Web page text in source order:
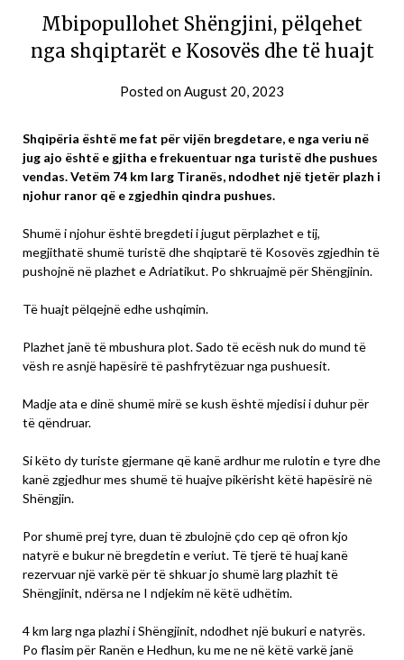
Mbipopullohet Shëngjini, pëlqehet
nga shqiptarët e Kosovës dhe të huajt
Posted onAugust 20, 2023
Shqipëria është me fat për vijën bregdetare, e nga veriu në
jug ajo është e gjitha e frekuentuar nga turistë dhe pushues
vendas. Vetëm 74 km larg Tiranës, ndodhet një tjetër plazh i
njohur ranor që e zgjedhin qindra pushues.
Shumë i njohur është bregdeti i jugut përplazhet e tij,
megjithatë shumë turistë dhe shqiptarë të Kosovës zgjedhin të
pushojnë në plazhet e Adriatikut. Po shkruajmë për Shëngjinin.
Të huajt pëlqejnë edhe ushqimin.
Plazhet janë të mbushura plot. Sado të ecësh nuk do mund të
vësh re asnjë hapësirë të pashfrytëzuar nga pushuesit.
Madje ata e dinë shumë mirë se kush është mjedisi i duhur për
të qëndruar.
Si këto dy turiste gjermane që kanë ardhur me rulotin e tyre dhe
kanë zgjedhur mes shumë të huajve pikërisht këtë hapësirë në
Shëngjin.
Por shumë prej tyre, duan të zbulojnë çdo cep që ofron kjo
natyrë e bukur në bregdetin e veriut. Të tjerë të huaj kanë
rezervuar një varkë për të shkuar jo shumë larg plazhit të
Shëngjinit, ndërsa ne I ndjekim në këtë udhëtim.
4 km larg nga plazhi i Shëngjinit, ndodhet një bukuri e natyrës.
Po flasim për Ranën e Hedhun, ku me ne në këtë varkë janë